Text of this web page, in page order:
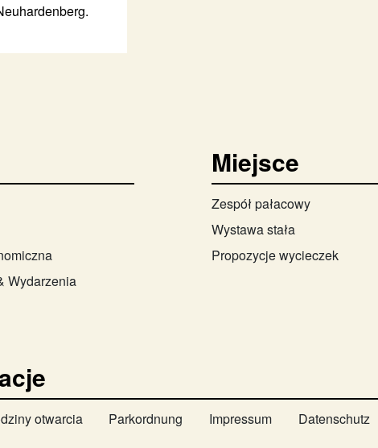
Wydarzenia
Miejsce
Zespół pałacowy
Wystawa stała
Propozycje wycieczek
otwarcia Parkordnung Impressum Datenschutz